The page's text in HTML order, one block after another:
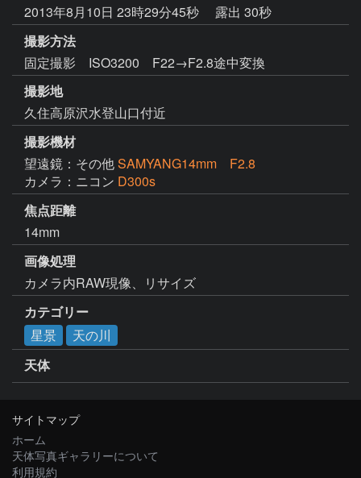
2013年8月10日 23時29分45秒
露出 30秒
撮影方法
固定撮影 ISO3200 F22→F2.8途中変換
撮影地
久住高原沢水登山口付近
撮影機材
望遠鏡：その他SAMYANG14mm F2.8
カメラ：ニコン D300s
焦点距離
14mm
画像処理
カメラ内RAW現像、リサイズ
カテゴリー
星景
天の川
天体
サイトマップ
ホーム
天体写真ギャラリーについて
利用規約